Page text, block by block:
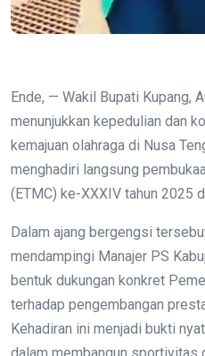
Ende, — Wakil Bupati Kupang,
menunjukkan kepedulian dan
kemajuan olahraga di Nusa
menghadiri langsung
(ETMC) ke-XXXIV tahun 2025
Dalam ajang bergengsi
mendampingi Manajer PS
bentuk dukungan konkret
terhadap pengembangan
Kehadiran ini menjadi bukti